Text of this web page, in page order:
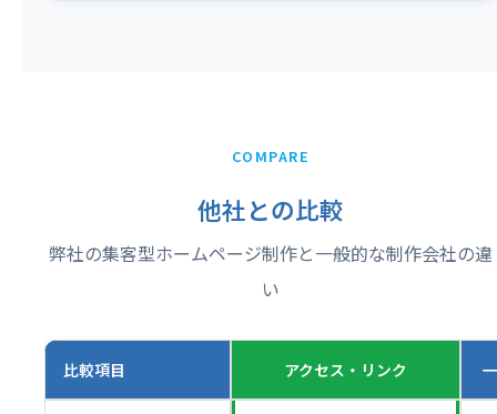
COMPARE
他社との比較
弊社の集客型ホームページ制作と一般的な制作会社の違
い
比較項目 アクセス・リンク